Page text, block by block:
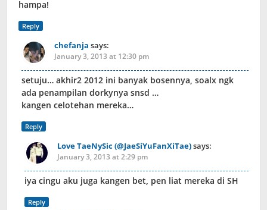
hampa!
Reply
chefanja says:
January 3, 2013 at 12:30 pm
setuju… akhir2 2012 ini banyak bosennya, soalx ngk
ada penampilan dorkynya snsd …
kangen celotehan mereka…
Reply
Love TaeNySic (@JaeSiYuFanXiTae)says:
January 3, 2013 at 2:29 pm
iya cingu aku juga kangen bet, pen liat mereka di SH
Reply